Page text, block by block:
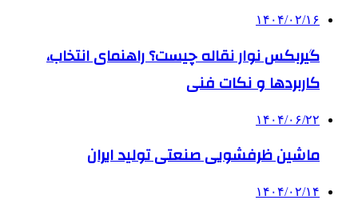
۱۴۰۴/۰۲/۱۶
گیربکس نوار نقاله چیست؟ راهنمای انتخاب،
کاربردها و نکات فنی
۱۴۰۴/۰۶/۲۲
ماشین ظرفشویی صنعتی تولید ایران
۱۴۰۴/۰۲/۱۴